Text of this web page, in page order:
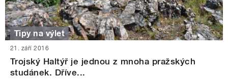
Tipy na výlet
21. září 2016
Trojský Haltýř je jednou z mnoha pražských
studánek. Dříve...